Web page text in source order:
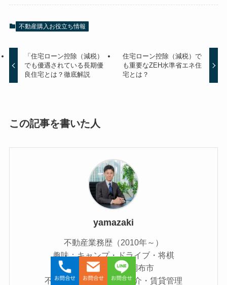
不動産購入お役立ち情報
「住宅ローン控除（減税）
でも優遇されている長期優
良住宅とは？徹底解説
住宅ローン控除（減税）で
も重要なZEH水準省エネ住
宅とは？
この記事を書いた人
yamazaki
不動産業務歴（2010年～）
趣味：キャンプ・ドライブ・将棋
出身地：東京都調布市
不動産売買仲介・賃貸仲介・賃貸管理